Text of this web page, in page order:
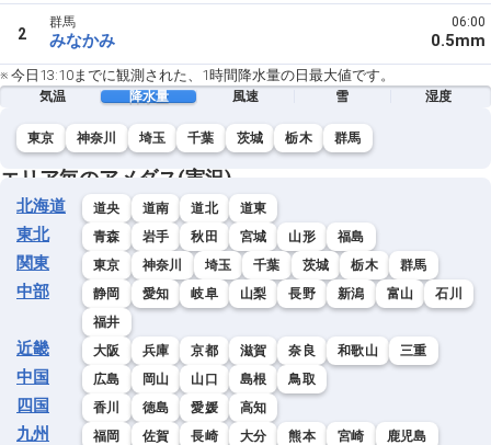
2
群馬
みなかみ
06:00
0.5mm
※ 今日13:10までに観測された、1時間降水量の日最大値です。
気温 降水量 風速 雪 湿度
東京 神奈川 埼玉 千葉 茨城 栃木 群馬
エリア毎のアメダス(実況)
北海道 道央 道南 道北 道東
東北 青森 岩手 秋田 宮城 山形 福島
関東 東京 神奈川 埼玉 千葉 茨城 栃木 群馬
中部 静岡 愛知 岐阜 山梨 長野 新潟 富山
石川
福井
近畿 大阪 兵庫 京都 滋賀 奈良 和歌山 三重
中国 広島 岡山 山口 島根 鳥取
四国 香川 徳島 愛媛 高知
九州 福岡 佐賀 長崎 大分 熊本 宮崎 鹿児島